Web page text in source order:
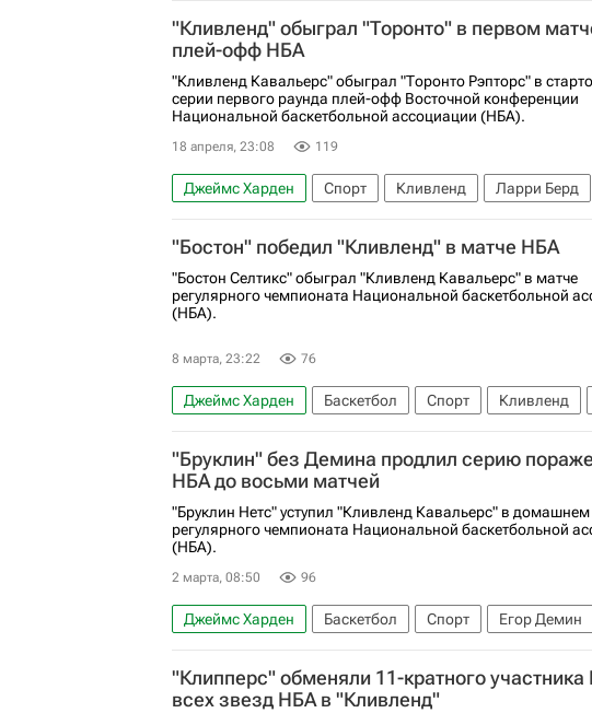
"Кливленд" обыграл "Торонто" в первом
плей-офф НБА
"Кливленд Кавальерс" обыграл "Торонто Рэпторс" в
серии первого раунда плей-офф Восточной конференции
Национальной баскетбольной ассоциации (НБА).
18 апреля, 23:08 119
Джеймс Харден Спорт Кливленд Ларри Берд
Донован Митчелл
Торонто Рэпторс Кливленд
"Бостон" победил "Кливленд" в матче НБА
"Бостон Селтикс" обыграл "Кливленд Кавальерс" в матче
регулярного чемпионата Национальной баскетбольной
(НБА).
8 марта, 23:22 76
Джеймс Харден Баскетбол Спорт Кливленд
Кливленд Кавальерс
Донован Митчелл Бостон
"Бруклин" без Демина продлил серию
НБА до восьми матчей
"Бруклин Нетс" уступил "Кливленд Кавальерс" в домашнем
регулярного чемпионата Национальной баскетбольной
(НБА).
2 марта, 08:50 96
Джеймс Харден Баскетбол Спорт Егор Демин
Кливленд Кавальерс
Бруклин Нетс Лос-Анджелес
"Клипперс" обменяли 11-кратного
всех звезд НБА в "Кливленд"